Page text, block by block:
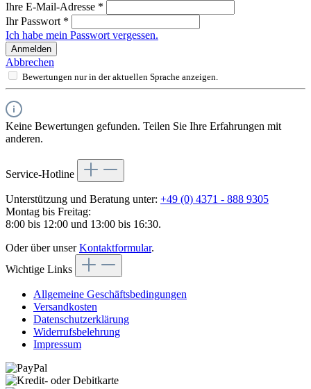
Ihre E-Mail-Adresse *
Ihr Passwort *
Ich habe mein Passwort vergessen.
Anmelden
Abbrechen
Bewertungen nur in der aktuellen Sprache anzeigen.
Keine Bewertungen gefunden. Teilen Sie Ihre Erfahrungen mit
anderen.
Service-Hotline
Unterstützung und Beratung unter: +49 (0) 4371 - 888 9305
Montag bis Freitag:
8:00 bis 12:00 und 13:00 bis 16:30.
Oder über unserKontaktformular.
Wichtige Links
Allgemeine Geschäftsbedingungen
Versandkosten
Datenschutzerklärung
Widerrufsbelehrung
Impressum